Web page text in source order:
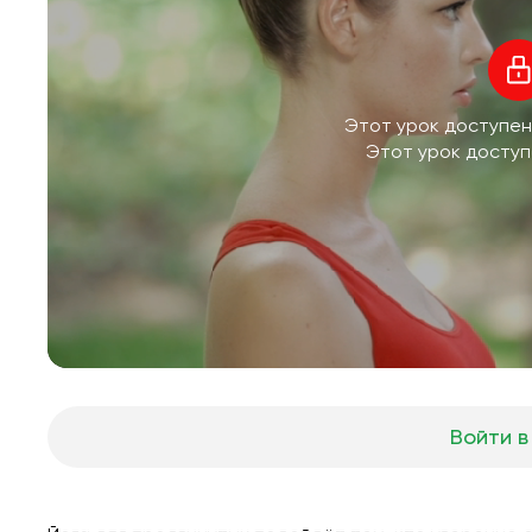
Этот урок
Этот урок
Войти